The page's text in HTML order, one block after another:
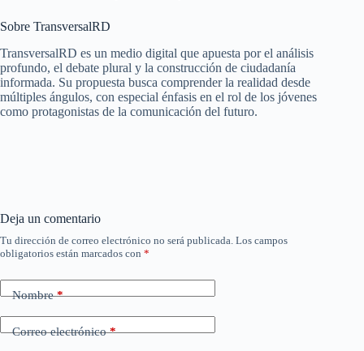
Sobre TransversalRD
TransversalRD es un medio digital que apuesta por el análisis
profundo, el debate plural y la construcción de ciudadanía
informada. Su propuesta busca comprender la realidad desde
múltiples ángulos, con especial énfasis en el rol de los jóvenes
como protagonistas de la comunicación del futuro.
Deja un comentario
Tu dirección de correo electrónico no será publicada. Los campos
obligatorios están marcados con *
Nombre*
Correo electrónico*